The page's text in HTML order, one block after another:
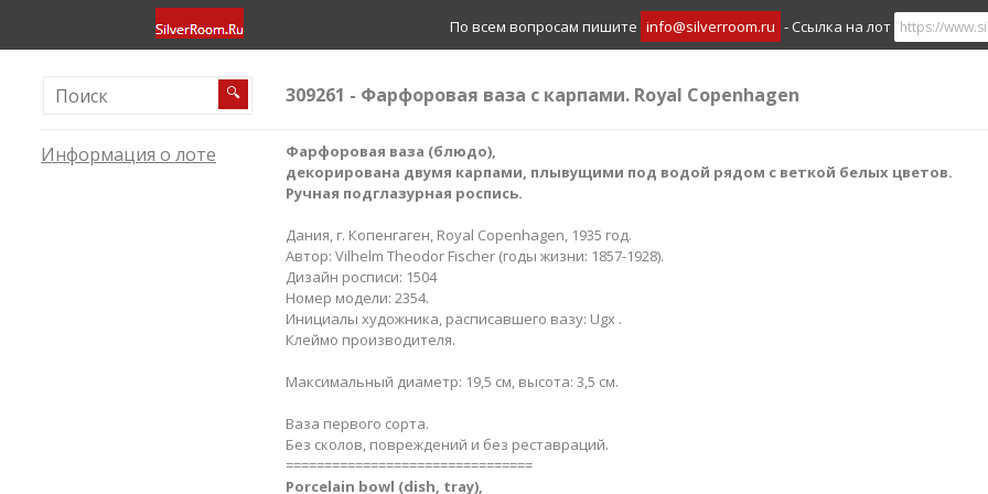
По всем вопросам пишите info@silverroom.ru - Ссылка на лот
🔍 309261 - Фарфоровая ваза с карпами. Royal Copenhagen
Информация о лоте
Фарфоровая ваза (блюдо),
декорирована двумя карпами, плывущими под водой рядом с веткой белых цветов.
Ручная подглазурная роспись.
Дания, г. Копенгаген, Royal Copenhagen, 1935 год.
Автор: Vilhelm Theodor Fischer (годы жизни: 1857-1928).
Дизайн росписи: 1504
Номер модели: 2354.
Инициалы художника, расписавшего вазу: Ugx .
Клеймо производителя.
Максимальный диаметр: 19,5 см, высота: 3,5 см.
Ваза первого сорта.
Без сколов, повреждений и без реставраций.
================================
Porcelain bowl (dish, tray),